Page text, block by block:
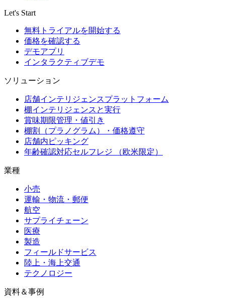
Let's Start
無料トライアルを開始する
価格を確認する
デモアプリ
インタラクティブデモ
ソリューション
店舗インテリジェンスプラットフォーム
棚インテリジェンスと実行
賞味期限管理・値引き
棚割（プラノグラム）・価格遵守
店舗内ピッキング
年齢確認対応セルフレジ （欧米限定）
業種
小売
運輸・物流・郵便
航空
サプライチェーン
医療
製造
フィールドサービス
陸上・海上交通
テクノロジー
資料＆事例